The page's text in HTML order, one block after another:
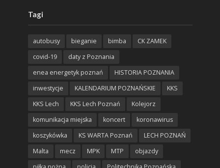
Tagi
autobusy bieganie bimba
CK ZAMEK
covid-19
daty z Poznania
enea energetyk poznań
HISTORIA POZNANIA
inwestycje
KALENDARIUM POZNAŃSKIE
KKS
KKS Lech
KKS Lech Poznań
Kolejorz
komunikacja miejska
koncert
koronawirus
koszykówka
KS WARTA Poznań
LECH POZNAŃ
Malta
mecz MPK MTP
objazdy